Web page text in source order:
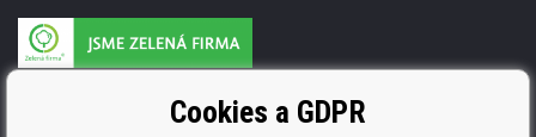
ISO 9001, ISO 14001 a STMC.Cookies a GDPR